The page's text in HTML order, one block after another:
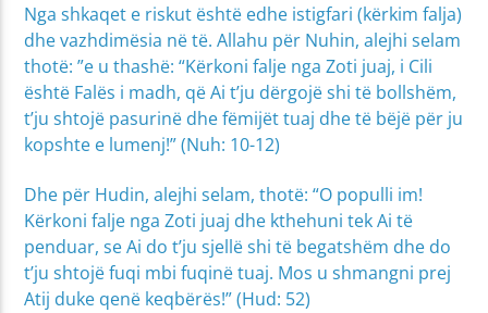
Nga shkaqet e riskut është edhe istigfari (kërkim falja)
dhe vazhdimësia në të. Allahu për Nuhin, alejhi selam
thotë: ”e u thashë: “Kërkoni falje nga Zoti juaj, i Cili
është Falës i madh, që Ai t’ju dërgojë shi të bollshëm,
t’ju shtojë pasurinë dhe fëmijët tuaj dhe të bëjë për ju
kopshte e lumenj!” (Nuh: 10-12)
Dhe për Hudin, alejhi selam, thotë: “O populli im!
Kërkoni falje nga Zoti juaj dhe kthehuni tek Ai të
penduar, se Ai do t’ju sjellë shi të begatshëm dhe do
t’ju shtojë fuqi mbi fuqinë tuaj. Mos u shmangni prej
Atij duke qenë keqbërës!” (Hud: 52)